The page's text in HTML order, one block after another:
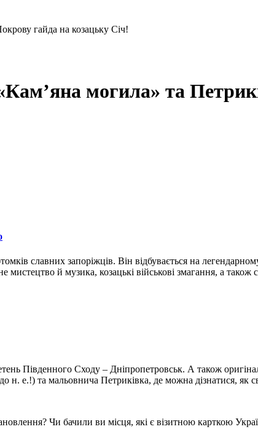
гайда на козацьку Січ!
могила» та
славних запоріжців. Він відбувається на
мистецтво й музика, козацькі військові змагання, а
Південного Сходу – Дніпропетровськ. А також
н. е.!) та мальовнича Петриківка, де можна дізнатися, як
Чи бачили ви місця, які є візитною карткою